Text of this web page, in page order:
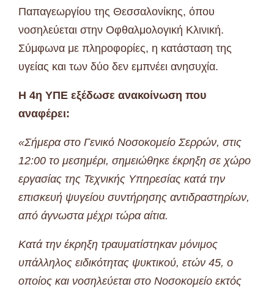
Παπαγεωργίου της Θεσσαλονίκης, όπου
νοσηλεύεται στην Οφθαλμολογική Κλινική.
Σύμφωνα με πληροφορίες, η κατάσταση της
υγείας και των δύο δεν εμπνέει ανησυχία.
Η 4η ΥΠΕ εξέδωσε ανακοίνωση που
αναφέρει:
«Σήμερα στο Γενικό Νοσοκομείο Σερρών, στις
12:00 το μεσημέρι, σημειώθηκε έκρηξη σε χώρο
εργασίας της Τεχνικής Υπηρεσίας κατά την
επισκευή ψυγείου συντήρησης αντιδραστηρίων,
από άγνωστα μέχρι τώρα αίτια.
Κατά την έκρηξη τραυματίστηκαν μόνιμος
υπάλληλος ειδικότητας ψυκτικού, ετών 45, ο
οποίος και νοσηλεύεται στο Νοσοκομείο εκτός